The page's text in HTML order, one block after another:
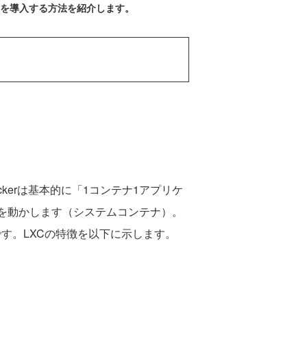
入する方法を紹介します。
は基本的に「1コンテナ1アプリケ
かします（システムコンテナ）。
LXCの特徴を以下に示します。